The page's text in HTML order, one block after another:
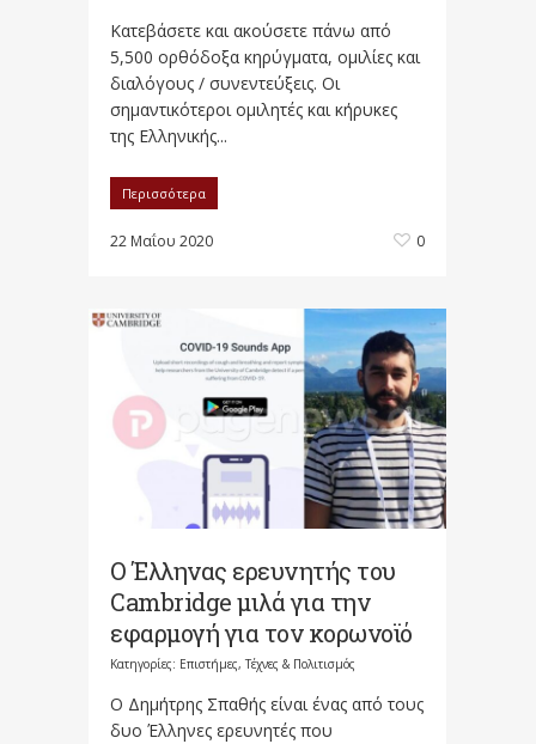
Κατεβάσετε και ακούσετε πάνω από
5,500 ορθόδοξα κηρύγματα, ομιλίες και
διαλόγους / συνεντεύξεις. Οι
σημαντικότεροι ομιλητές και κήρυκες
της Ελληνικής...
Περισσότερα
22 Μαΐου 2020 0
Ο Έλληνας ερευνητής του
Cambridge μιλά για την
εφαρμογή για τον κορωνοϊό
Κατηγορίες: Επιστήμες, Τέχνες & Πολιτισμός
Ο Δημήτρης Σπαθής είναι ένας από τους
δυο Έλληνες ερευνητές που